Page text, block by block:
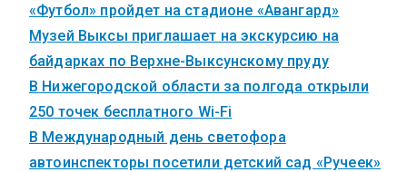
«Футбол» пройдет на стадионе «Авангард»
Музей Выксы приглашает на экскурсию на
байдарках по Верхне-Выксунскому пруду
В Нижегородской области за полгода открыли
250 точек бесплатного Wi-Fi
В Международный день светофора
автоинспекторы посетили детский сад «Ручеек»